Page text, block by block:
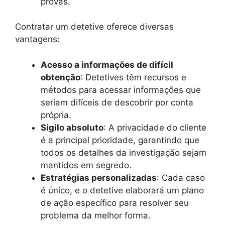
Contratar um detetive oferece diversas
vantagens:
Acesso a informações de difícil
obtenção: Detetives têm recursos e
métodos para acessar informações que
seriam difíceis de descobrir por conta
própria.
Sigilo absoluto: A privacidade do cliente
é a principal prioridade, garantindo que
todos os detalhes da investigação sejam
mantidos em segredo.
Estratégias personalizadas: Cada caso
é único, e o detetive elaborará um plano
de ação específico para resolver seu
problema da melhor forma.